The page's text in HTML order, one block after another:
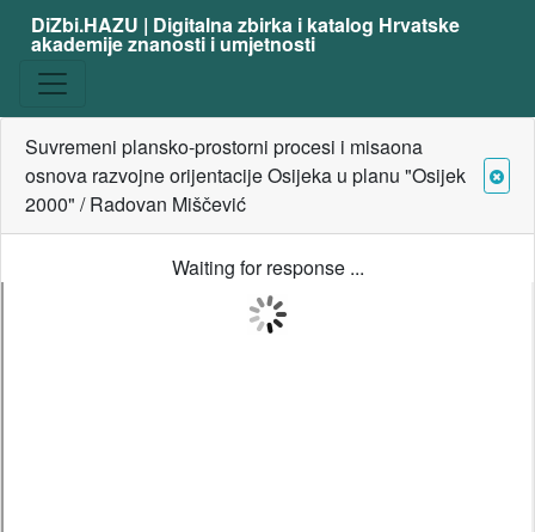
DiZbi.HAZU | Digitalna zbirka i katalog Hrvatske
akademije znanosti i umjetnosti
Suvremeni plansko-prostorni procesi i misaona
osnova razvojne orijentacije Osijeka u planu "Osijek
2000" / Radovan Miščević
Waiting for response ...